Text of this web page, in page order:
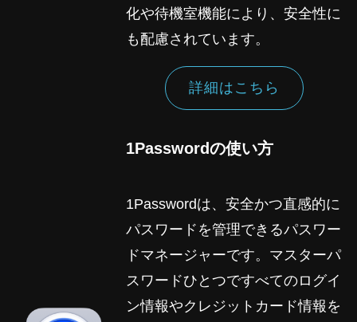
化や待機室機能により、安全性に
も配慮されています。
詳細はこちら
1Passwordの使い方
1Passwordは、安全かつ直感的に
パスワードを管理できるパスワー
ドマネージャーです。マスターパ
スワードひとつですべてのログイ
ン情報やクレジットカード情報を